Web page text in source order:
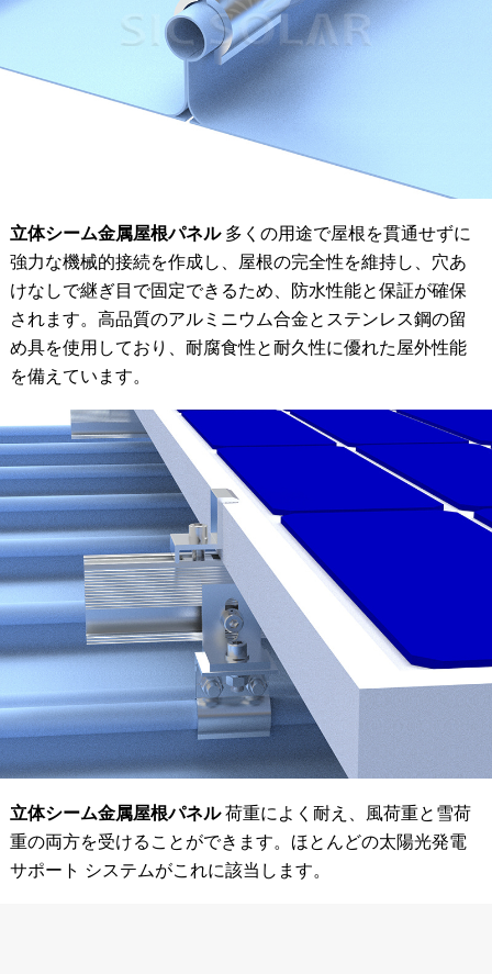
立体シーム金属屋根パネル多くの用途で屋根を貫通せずに
強力な機械的接続を作成し、屋根の完全性を維持し、穴あ
けなしで継ぎ目で固定できるため、防水性能と保証が確保
されます。高品質のアルミニウム合金とステンレス鋼の留
め具を使用しており、耐腐食性と耐久性に優れた屋外性能
を備えています。
立体シーム金属屋根パネル荷重によく耐え、風荷重と雪荷
重の両方を受けることができます。ほとんどの太陽光発電
サポート システムがこれに該当します。